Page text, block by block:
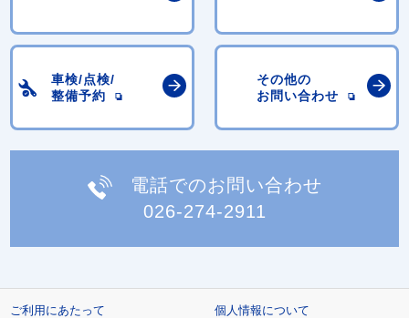
車検/点検/
整備予約
その他の
お問い合わせ
電話でのお問い合わせ
026-274-2911
ご利用にあたって 個人情報について